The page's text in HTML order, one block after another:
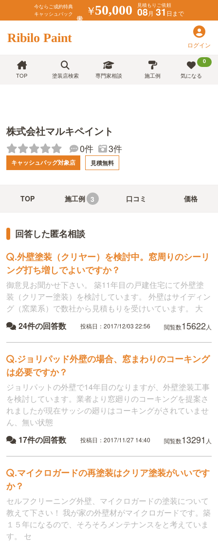
今ならご成約特典
キャッシュバック
￥50,000 見積もりご依頼
08月 31日まで
Ribilo Paint ログイン
TOP 塗装店検索 専門家相談 施工例
0
気になる
株式会社マルキペイント
0件 3件
キャッシュバッグ対象店 見積無料
TOP 施工例 3 口コミ 価格
回答した匿名相談
.外壁塗装（クリヤー）を検討中。窓周りのシーリ
ング打ち増しでよいですか？
御意見お聞かせ下さい。 築11年目の戸建住宅にて外壁塗
装（クリアー塗装）を検討しています。 外壁はサイディン
グ（窯業系）で数社から見積もりを受けいています。 大
24件の回答数 投稿日：2017/12/03 22:56 閲覧数15622人
.ジョリパッド外壁の場合、窓まわりのコーキング
は必要ですか？
ジョリパットの外壁で14年目のなりますが、外壁塗装工事
を検討しています。業者より窓廻りのコーキングを提案さ
れましたが現在サッシの廻りはコーキングがされていませ
ん、無い状態
17件の回答数 投稿日：2017/11/27 14:40 閲覧数13291 人
.マイクロガードの再塗装はクリア塗装がいいです
か？
セルフクリーニング外壁、マイクロガードの塗装について
教えて下さい！ 我が家の外壁材がマイクロガードです。築
１５年になるので、そろそろメンテナンスをと考えていま
す。 セ